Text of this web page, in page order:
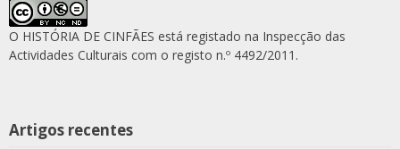
O HISTÓRIA DE CINFÃES está registado na Inspecção das
Actividades Culturais com o registo n.º 4492/2011.
Artigos recentes